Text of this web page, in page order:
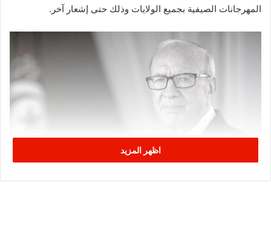
المهرجانات الصيفية بجميع الولايات وذلك حتى إشعار آخر.
اظهر المزيد